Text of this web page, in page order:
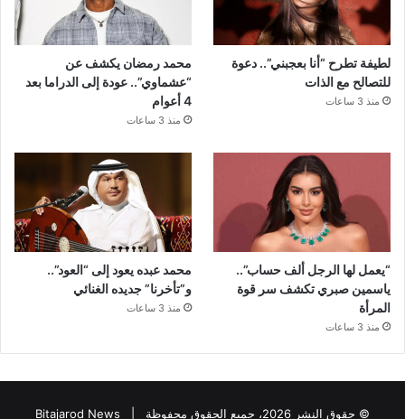
لطيفة تطرح “أنا بعجبني”.. دعوة
للتصالح مع الذات
منذ 3 ساعات
محمد رمضان يكشف عن
“عشماوي”.. عودة إلى الدراما بعد
4 أعوام
منذ 3 ساعات
“يعمل لها الرجل ألف حساب”..
ياسمين صبري تكشف سر قوة
المرأة
منذ 3 ساعات
محمد عبده يعود إلى “العود”..
و”تأخرنا” جديده الغنائي
منذ 3 ساعات
© حقوق النشر 2026، جميع الحقوق محفوظة | Bitajarod News